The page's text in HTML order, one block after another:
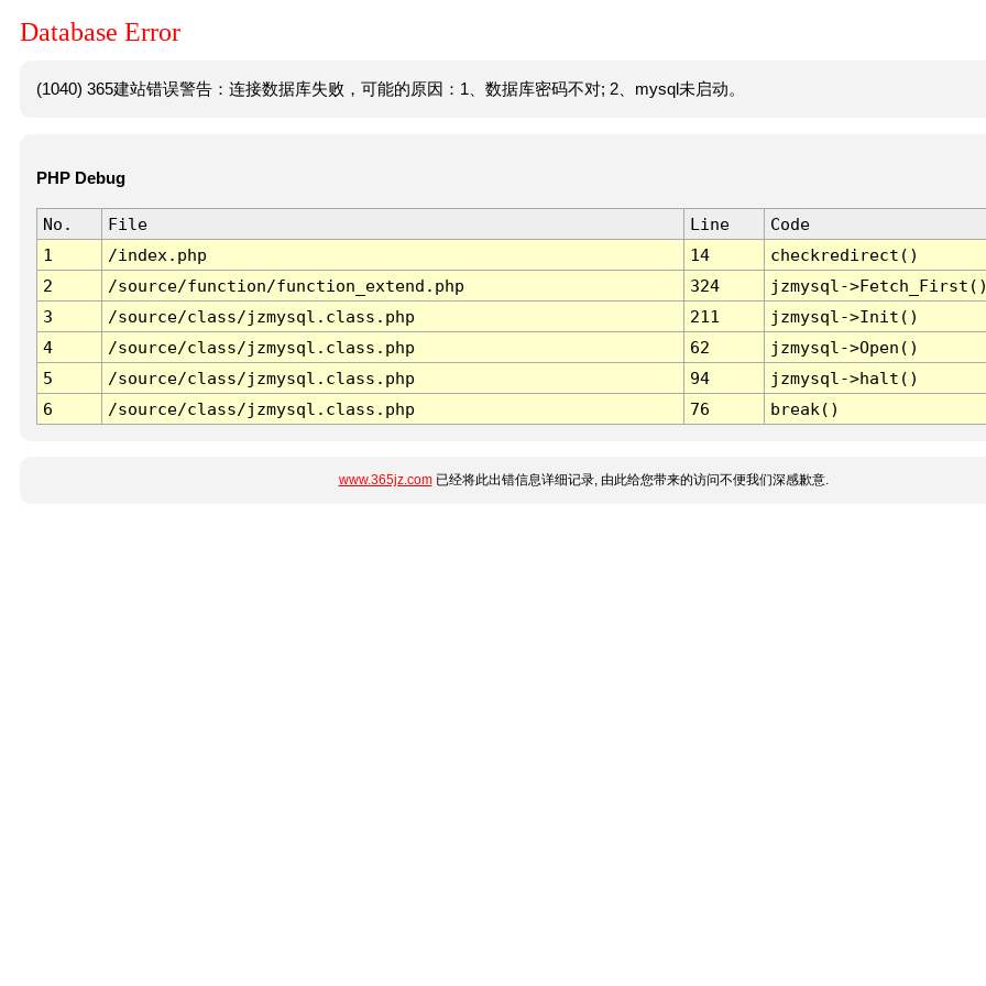
Database Error
(1040) 365建站错误警告：连接数据库失败，可能的原因：1、数据库密码不对; 2、mysql未启动。
PHP Debug
No. File Line
Code
1
/index.php 14
checkredirect()
2
/source/function/function_extend.php 324
jzmysql-
3
/source/class/jzmysql.class.php 211
jzmysql->Init()
4
/source/class/jzmysql.class.php 62
jzmysql->Open()
5
/source/class/jzmysql.class.php 94
jzmysql->halt()
6
/source/class/jzmysql.class.php 76 break()
www.365jz.com已经将此出错信息详细记录, 由此给您带来的访问不便我们深感歉意.